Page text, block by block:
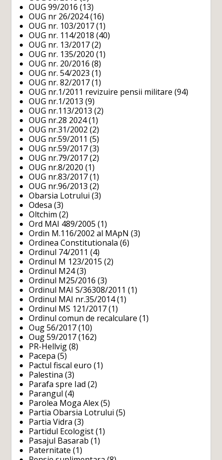
OUG 99/2016 (13)
OUG nr 26/2024(16)
OUG nr. 103/2017 (1)
OUG nr. 114/2018 (40)
OUG nr. 13/2017 (2)
OUG nr. 135/2020 (1)
OUG nr. 20/2016 (8)
OUG nr. 54/2023 (1)
OUG nr. 82/2017 (1)
OUG nr.1/2011 revizuire pensii militare (94)
OUG nr.1/2013 (9)
OUG nr.113/2013 (2)
OUG nr.28 2024(1)
OUG nr.31/2002 (2)
OUG nr.59/2011 (5)
OUG nr.59/2017 (3)
OUG nr.79/2017 (2)
OUG nr.8/2020 (1)
OUG nr.83/2017 (1)
OUG nr.96/2013 (2)
Obarsia Lotrului (3)
Odesa (3)
Oltchim (2)
Ord MAI 489/2005 (1)
Ordin M.116/2002 al MApN (3)
Ordinea Constitutionala (6)
Ordinul 74/2011 (4)
Ordinul M 123/2015 (2)
Ordinul M24(3)
Ordinul M25/2016 (3)
Ordinul MAI S/36308/2011 (1)
Ordinul MAI nr.35/2014(1)
Ordinul MS 121/2017 (1)
Ordinul comun de recalculare (1)
Oug 56/2017 (10)
Oug 59/2017 (162)
PR-Hellvig (8)
Pacepa (5)
Pactul fiscal euro (1)
Palestina (3)
Parafa spre Iad (2)
Parangul (4)
Parolea Moga Alex (5)
Partia Obarsia Lotrului (5)
Partia Vidra (3)
Partidul Ecologist (1)
Pasajul Basarab (1)
Paternitate (1)